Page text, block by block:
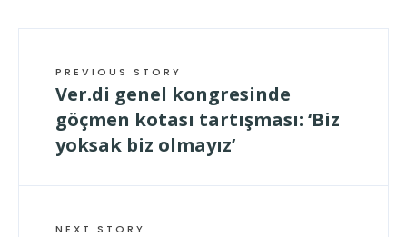
PREVIOUS STORY
Ver.di genel kongresinde
göçmen kotası tartışması: ‘Biz
yoksak biz olmayız’
NEXT STORY